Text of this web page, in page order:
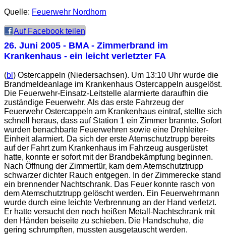
Quelle: Feuerwehr Nordhorn
Auf Facebook teilen
26. Juni 2005 - BMA - Zimmerbrand im
Krankenhaus - ein leicht verletzter FA
(bl ) Ostercappeln (Niedersachsen). Um 13:10 Uhr wurde die
Brandmeldeanlage im Krankenhaus Ostercappeln ausgelöst.
Die Feuerwehr-Einsatz-Leitstelle alarmierte daraufhin die
zuständige Feuerwehr. Als das erste Fahrzeug der
Feuerwehr Ostercappeln am Krankenhaus eintraf, stellte sich
schnell heraus, dass auf Station 1 ein Zimmer brannte. Sofort
wurden benachbarte Feuerwehren sowie eine Drehleiter-
Einheit alarmiert. Da sich der erste Atemschutztrupp bereits
auf der Fahrt zum Krankenhaus im Fahrzeug ausgerüstet
hatte, konnte er sofort mit der Brandbekämpfung beginnen.
Nach Öffnung der Zimmertür, kam dem Atemschutztrupp
schwarzer dichter Rauch entgegen. In der Zimmerecke stand
ein brennender Nachtschrank. Das Feuer konnte rasch von
dem Atemschutztrupp gelöscht werden. Ein Feuerwehrmann
wurde durch eine leichte Verbrennung an der Hand verletzt.
Er hatte versucht den noch heißen Metall-Nachtschrank mit
den Händen beiseite zu schieben. Die Handschuhe, die
gering schrumpften, mussten ausgetauscht werden.